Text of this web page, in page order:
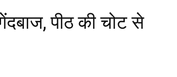
पीठ की चोट से